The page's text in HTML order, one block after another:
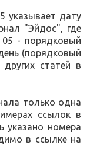
указывает дату
"Эйдос", где
- порядковый
(порядковый
статей в
только одна
ссылок в
указано номера
в ссылке на